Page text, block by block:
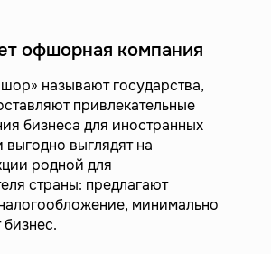
офшорная компания
называют государства,
привлекательные
бизнеса для иностранных
выглядят на
родной для
страны: предлагают
минимально